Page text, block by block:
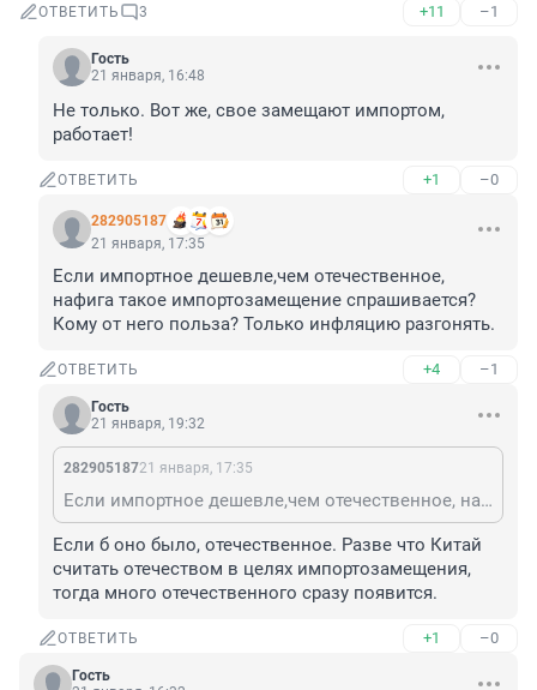
ОТВЕТИТЬ 3 +11 –1
Гость
21 января, 16:48
Не только. Вот же, свое замещают импортом,
работает!
ОТВЕТИТЬ +1 –0
282905187
21 января, 17:35
Если импортное дешевле,чем отечественное,
нафига такое импортозамещение спрашивается?
Кому от него польза? Только инфляцию разгонять.
ОТВЕТИТЬ +4 –1
Гость
21 января, 19:32
28290518721 января, 17:35
Если импортное дешевле,чем отечественное, нафига такое импортозамещение спрашивается? Кому от него польза? Только инфляцию разгонять.
Если б оно было, отечественное. Разве что Китай
считать отечеством в целях импортозамещения,
тогда много отечественного сразу появится.
ОТВЕТИТЬ +1 –0
Гость